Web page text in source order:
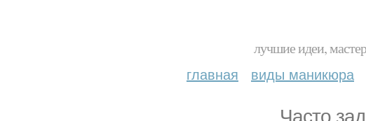
лучшие идеи,
главная виды маникюра
Часто